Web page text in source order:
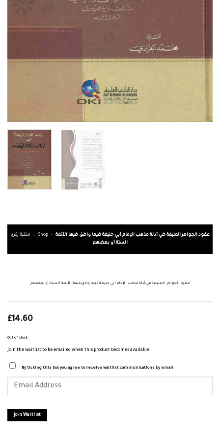
مكتبة زكريا » Shop » عقود الجواهر المنيفة في أدلة مذهب الإمام أبي حنيفة فيما وافق فيها الأئمة
الستة أو بعضهم
عقود الجواهر المنيفة في أدلة مذهب الإمام أبي حنيفة فيما وافق فيها الأئمة الستة أو بعضهم
£14.60
Out of stock
Join the waitlist to be emailed when this product becomes available
By ticking this box you agree to receive waitlist communications by email
your
join
the
Join Waitlist